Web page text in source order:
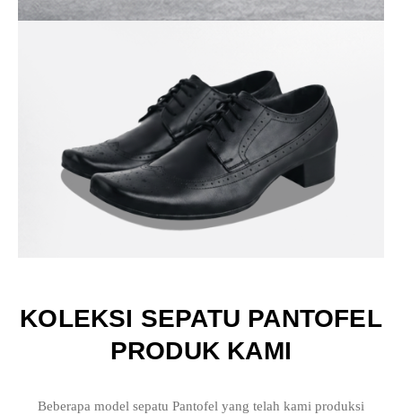
KOLEKSI SEPATU PANTOFEL
PRODUK KAMI
Beberapa model sepatu Pantofel yang telah kami produksi